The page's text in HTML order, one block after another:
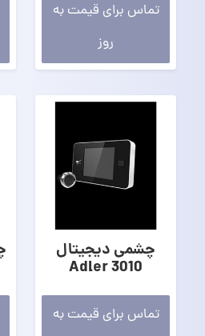
تماس برای قیمت به
روز
چشمی دیجیتال
3010 Adler
تماس برای قیمت به